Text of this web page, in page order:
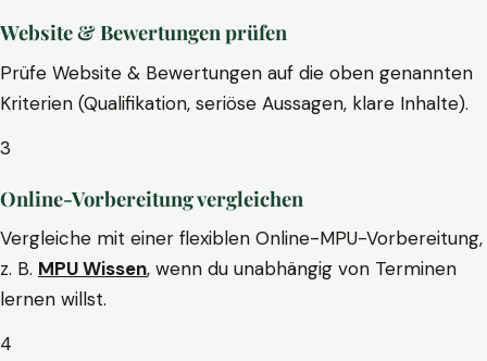
Website & Bewertungen prüfen
Prüfe Website & Bewertungen auf die oben genannten
Kriterien (Qualifikation, seriöse Aussagen, klare Inhalte).
3
Online-Vorbereitung vergleichen
Vergleiche mit einer flexiblen Online-MPU-Vorbereitung,
z. B. MPU Wissen, wenn du unabhängig von Terminen
lernen willst.
4